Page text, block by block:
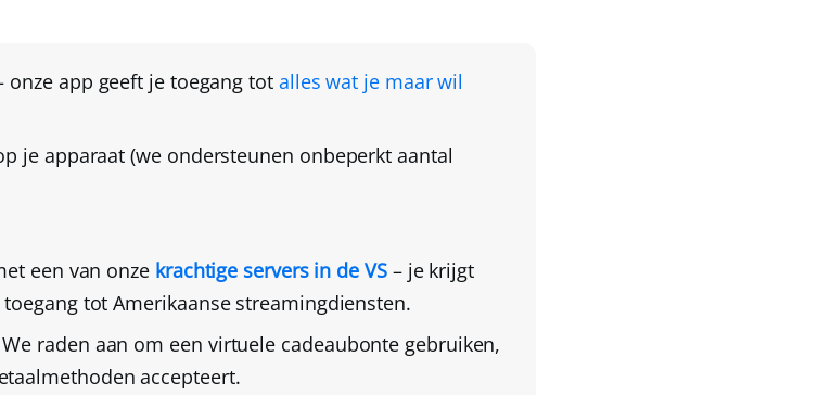
onze app geeft je toegang tot alles wat je maar wil
je apparaat (we ondersteunen onbeperkt aantal
een van onze krachtige servers in de VS– je krijgt
tot Amerikaanse streamingdiensten.
We raden aan om een virtuele cadeaubonte gebruiken,
accepteert.